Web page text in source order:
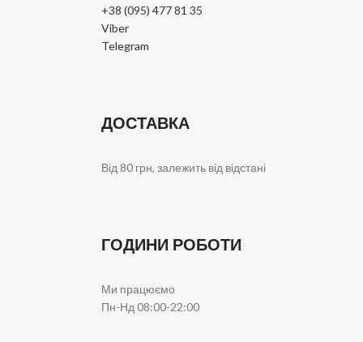
+38 (095) 477 81 35
Viber
Telegram
ДОСТАВКА
Від 80 грн, залежить від відстані
ГОДИНИ РОБОТИ
Ми працюємо
Пн-Нд 08:00-22:00